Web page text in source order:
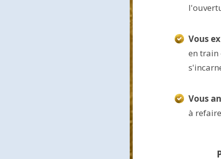
Vous
en train
Vous
à